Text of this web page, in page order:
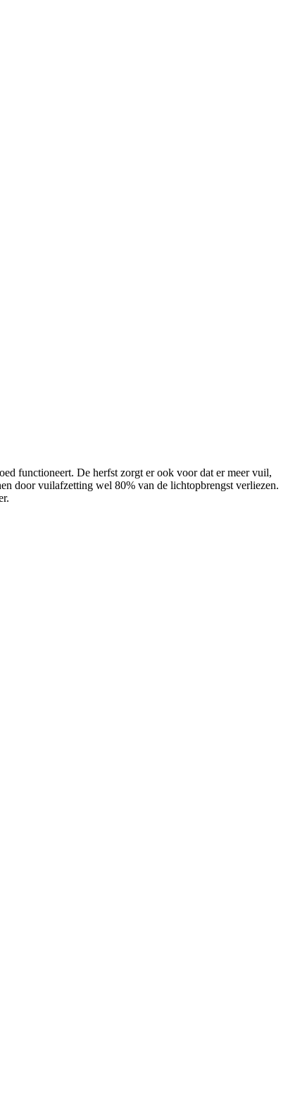
functioneert. De herfst zorgt er ook voor dat er meer vuil,
door vuilafzetting wel 80% van de lichtopbrengst verliezen.